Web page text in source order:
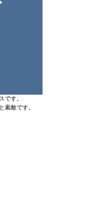
です。
素敵です。